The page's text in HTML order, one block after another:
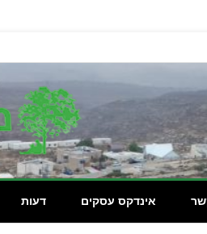
דעות אינדקס עסקים